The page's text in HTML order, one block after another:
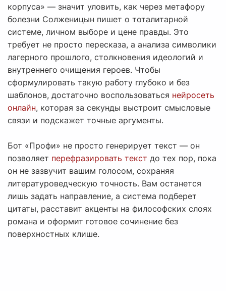
корпуса» — значит уловить, как через метафору
болезни Солженицын пишет о тоталитарной
системе, личном выборе и цене правды. Это
требует не просто пересказа, а анализа символики
лагерного прошлого, столкновения идеологий и
внутреннего очищения героев. Чтобы
сформулировать такую работу глубоко и без
шаблонов, достаточно воспользоваться нейросеть
онлайн, которая за секунды выстроит смысловые
связи и подскажет точные аргументы.
Бот «Профи» не просто генерирует текст — он
позволяет перефразировать текст до тех пор, пока
он не зазвучит вашим голосом, сохраняя
литературоведческую точность. Вам останется
лишь задать направление, а система подберет
цитаты, расставит акценты на философских слоях
романа и оформит готовое сочинение без
поверхностных клише.